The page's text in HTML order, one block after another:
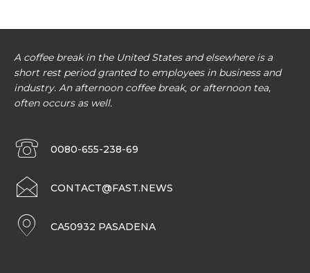
A coffee break in the United States and elsewhere is a
short rest period granted to employees in business and
industry. An afternoon coffee break, or afternoon tea,
often occurs as well.
0080-655-238-69
CONTACT@FAST.NEWS
CA50932 PASADENA